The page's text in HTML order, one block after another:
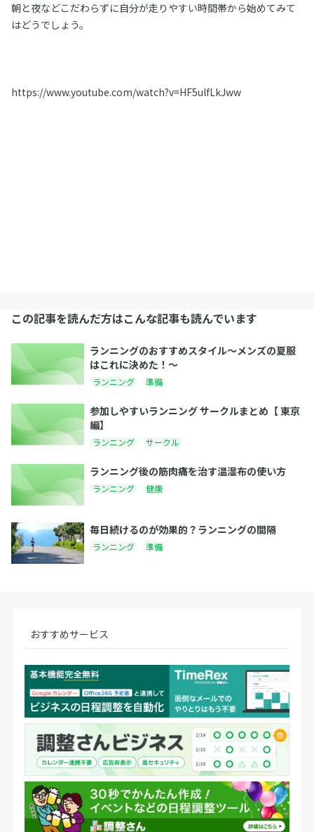
朝と夜などこだわらずに自分が走りやすい時間帯から始めてみて
はどうでしょう。
https://www.youtube.com/watch?v=HF5ulfLkJww
この記事を読んだ方はこんな記事も読んでいます
ランニングのおすすめスタイル〜メンズの夏服
はこれに決めた！〜
ランニング 準備
参加しやすいランニング サークルまとめ【 東京
編】
ランニング サークル
ランニング後の筋肉痛を治す温湿布の使い方
ランニング 健康
毎日続けるのが効果的？ランニングの間隔
ランニング 準備
おすすめサービス